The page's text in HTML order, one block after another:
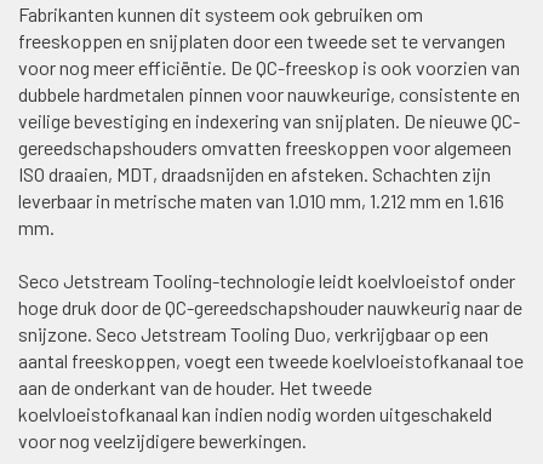
Fabrikanten kunnen dit systeem ook gebruiken om
freeskoppen en snijplaten door een tweede set te vervangen
voor nog meer efficiëntie. De QC-freeskop is ook voorzien van
dubbele hardmetalen pinnen voor nauwkeurige, consistente en
veilige bevestiging en indexering van snijplaten. De nieuwe QC-
gereedschapshouders omvatten freeskoppen voor algemeen
ISO draaien, MDT, draadsnijden en afsteken. Schachten zijn
leverbaar in metrische maten van 1.010 mm, 1.212 mm en 1.616
mm.
Seco Jetstream Tooling-technologie leidt koelvloeistof onder
hoge druk door de QC-gereedschapshouder nauwkeurig naar de
snijzone. Seco Jetstream Tooling Duo, verkrijgbaar op een
aantal freeskoppen, voegt een tweede koelvloeistofkanaal toe
aan de onderkant van de houder. Het tweede
koelvloeistofkanaal kan indien nodig worden uitgeschakeld
voor nog veelzijdigere bewerkingen.